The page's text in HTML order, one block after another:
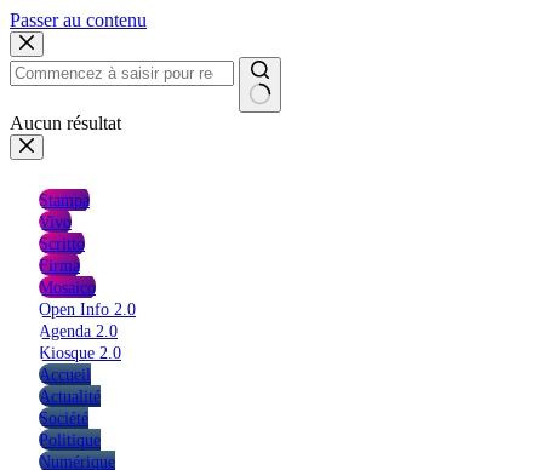
Passer au contenu
Aucun résultat
Stampa
Vivo
Scritto
Firma
Mosaico
Open Info 2.0
Agenda 2.0
Kiosque 2.0
Accueil
Actualité
Société
Politique
Numérique